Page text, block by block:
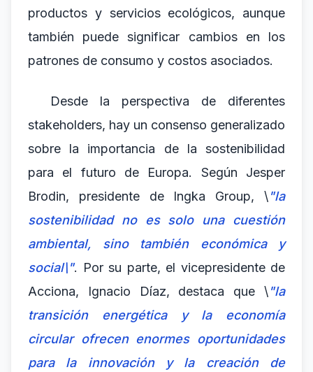
productos y servicios ecológicos, aunque
también puede significar cambios en los
patrones de consumo y costos asociados.
Desde la perspectiva de diferentes
stakeholders, hay un consenso generalizado
sobre la importancia de la sostenibilidad
para el futuro de Europa. Según Jesper
Brodin, presidente de Ingka Group, \"la
sostenibilidad no es solo una cuestión
ambiental, sino también económica y
social\". Por su parte, el vicepresidente de
Acciona, Ignacio Díaz, destaca que \"la
transición energética y la economía
circular ofrecen enormes oportunidades
para la innovación y la creación de